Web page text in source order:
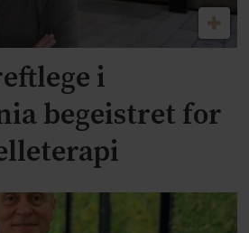
i
begeistret for